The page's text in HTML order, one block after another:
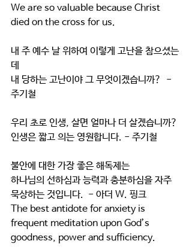
We are so valuable because Christ
died on the cross for us.
내 주 예수 날 위하여 이렇게 고난을 참으셨는
데
내 당하는 고난이야 그 무엇이겠습니까?  -
주기철
우리 초로 인생, 살면 얼마나 더 살겠습니까?
인생은 짧고 의는 영원합니다. - 주기철
불안에 대한 가장 좋은 해독제는
하나님의 선하심과 능력과 충분하심을 자주
묵상하는 것입니다.  - 아더 W. 핑크
The best antidote for anxiety is
frequent meditation upon God’s
goodness, power and sufficiency.